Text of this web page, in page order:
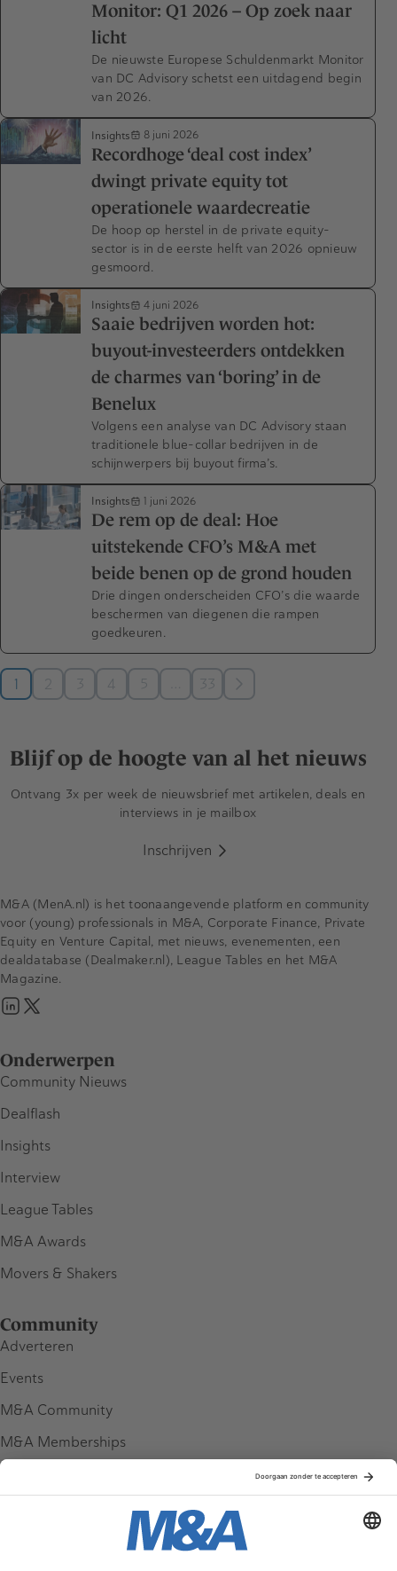
Monitor: Q1 2026 – Op zoek naar
licht
De nieuwste Europese Schuldenmarkt Monitor
van DC Advisory schetst een uitdagend begin
van 2026.
Insights 8 juni 2026
Recordhoge ‘deal cost index’
dwingt private equity tot
operationele waardecreatie
De hoop op herstel in de private equity-
sector is in de eerste helft van 2026 opnieuw
gesmoord.
Insights 4 juni 2026
Saaie bedrijven worden hot:
buyout-investeerders ontdekken
de charmes van ‘boring’ in de
Benelux
Volgens een analyse van DC Advisory staan
traditionele blue-collar bedrijven in de
schijnwerpers bij buyout firma’s.
Insights 1 juni 2026
De rem op de deal: Hoe
uitstekende CFO’s M&A met
beide benen op de grond houden
Drie dingen onderscheiden CFO’s die waarde
beschermen van diegenen die rampen
goedkeuren.
1 2 3 4 5 33
Blijf op de hoogte van al het nieuws
Ontvang 3x per week de nieuwsbrief met artikelen, deals en
interviews in je mailbox
Inschrijven
Onderwerpen
Community Nieuws
Dealflash
Insights
Interview
League Tables
M&A Awards
Movers & Shakers
Community
Adverteren
Events
M&A Community
M&A Memberships
M&A (MenA.nl) is het toonaangevende platform en community
voor (young) professionals in M&A, Corporate Finance, Private
Equity en Venture Capital, met nieuws, evenementen, een
dealdatabase (Dealmaker.nl), League Tables en het M&A
Magazine.